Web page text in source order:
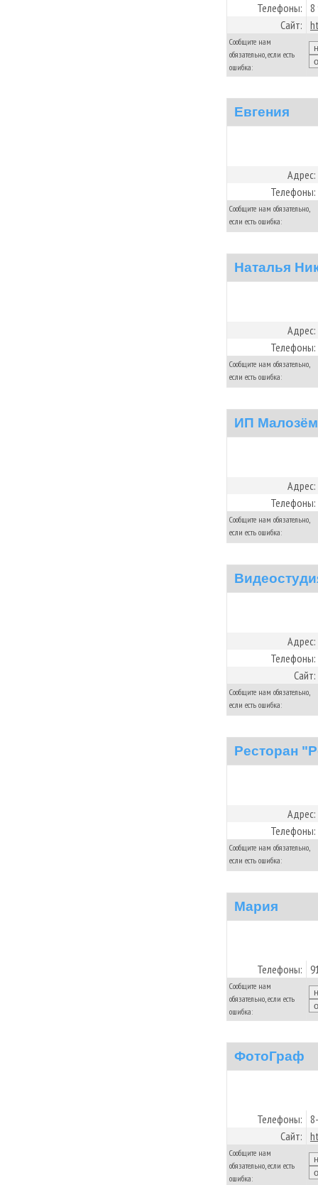
Телефоны: 8
Сайт:
Сообщите нам
обязательно, если есть
ошибка:
Евгения
Адрес:
Телефоны:
Сообщите нам обязательно,
если есть ошибка:
Наталья
Адрес:
Телефоны:
Сообщите нам обязательно,
если есть ошибка:
ИП
Адрес:
Телефоны:
Сообщите нам обязательно,
если есть ошибка:
Адрес:
Телефоны:
Сайт:
Сообщите нам обязательно,
если есть ошибка:
Ресторан
Адрес:
Телефоны:
Сообщите нам обязательно,
если есть ошибка:
Мария
Телефоны:
Сообщите нам
обязательно, если есть
ошибка:
ФотоГраф
Телефоны:
Сайт:
Сообщите нам
обязательно, если есть
ошибка: